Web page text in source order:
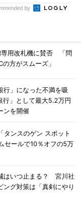
by
専用改札機に賛否 「問
方がスムーズ」
行」になった不満を吸
」として最大5.2万円
ンを開催
タンスのゲン スポット
セールで10％オフの5万
はいつ止まる？ 宮川社
グ対策は「真剣にやり